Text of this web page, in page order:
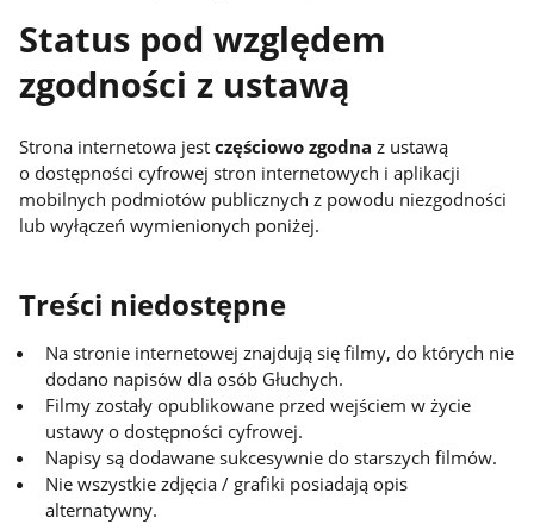
Status pod względem
zgodności z ustawą
Strona internetowa jestczęściowo zgodna z ustawą
o dostępności cyfrowej stron internetowych i aplikacji
mobilnych podmiotów publicznych z powodu niezgodności
lub wyłączeń wymienionych poniżej.
Treści niedostępne
Na stronie internetowej znajdują się filmy, do których nie
dodano napisów dla osób Głuchych.
Filmy zostały opublikowane przed wejściem w życie
ustawy o dostępności cyfrowej.
Napisy są dodawane sukcesywnie do starszych filmów.
Nie wszystkie zdjęcia / grafiki posiadają opis
alternatywny.